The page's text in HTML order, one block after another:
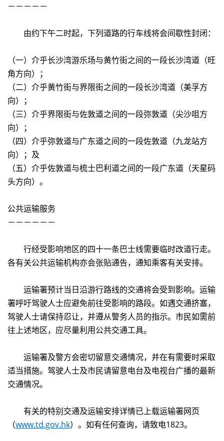
－－－－－
由约下午二时起，下列道路的行车线将会间歇性封闭：
（一）介乎长沙湾游乐场与黄竹街之间的一段长沙湾道（旺
角方向）；
（二）介乎黄竹街与界限街之间的一段长沙湾道（美孚方
向）；
（三）介乎界限街与佐敦道之间的一段弥敦道（尖沙咀方
向）；
（四）介乎弥敦道与广东道之间的一段佐敦道（九龙站方
向）；及
（五）介乎佐敦道与梳士巴利道之间的一段广东道（天星码
头方向）。
公共运输服务
－－－－－－
行经受影响地区的四十一条巴士线需要临时改道行走。
各有关公共运输机构亦会张贴通告，通知乘客有关安排。
运输署预计当日沿游行路线的交通将会受到影响。运输
署呼吁驾驶人士应避免前往受影响的路段。如遇交通挤塞，
驾驶人士请保持忍让，并遵从警务人员的指示。市民如需前
往上述地区，应尽量利用公共交通工具。
运输署及警方会密切留意交通情况，并在有需要时采取
适当措施。驾驶人士及市民请留意电台及电视台广播的最新
交通情况。
有关的特别交通及运输安排详情已上载运输署网页
（www.td.gov.hk）。如有任何查询，请致电1823。